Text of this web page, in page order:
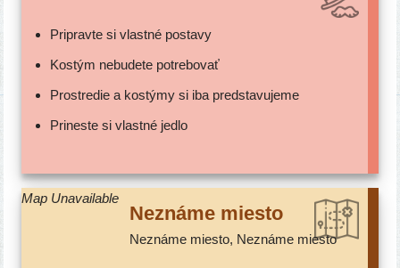
Pripravte si vlast­né postavy
Kostým nebu­de­te potrebovať
Prostredie a kos­tý­my si iba predstavujeme
Prineste si vlast­né jedlo
Map Unavailable
Neznáme mies­to
Neznáme mies­to, Neznáme miesto